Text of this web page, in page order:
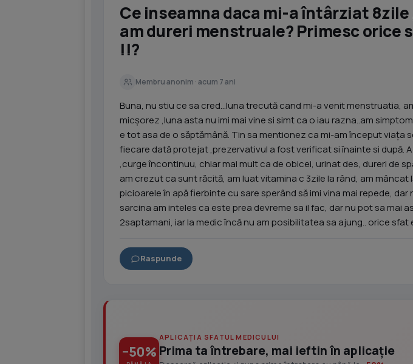
Ce inseamna daca mi-a întârziat
am dureri menstruale? Primesc orice
!!?
Membru anonim · acum 7 ani
Buna, nu stiu ce sa cred...luna trecută cand mi-a venit menstruatia,
micșorez ,luna asta nu imi mai vine si simt ca o iau razna..am
e tot asa de o săptămână. Tin sa mentionez ca mi-am început viața
fiecare dată protejat ,prezervativul a fost verificat si înainte si după.
,curge încontinuu, chiar mai mult ca de obicei, urinat des, dureri de
am crezut ca sunt răcită, am luat vitamina c 3zile la rând, am mâncat
picioarele în apă fierbinte cu sare sperând să imi vina mai repede, dar
sarcina am inteles ca este prea devreme sa il fac, dar nu pot sa mai
2saptamani, iar la medic încă nu am posibilitatea sa ajung.. orice sfat
Raspunde
−50%
APLICAȚIA SFATUL MEDICULUI
Prima ta întrebare, mai ieftin în aplicație